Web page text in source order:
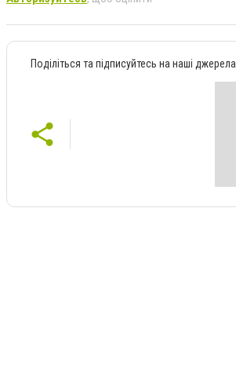
Поділіться та підписуйтесь на наші джерела